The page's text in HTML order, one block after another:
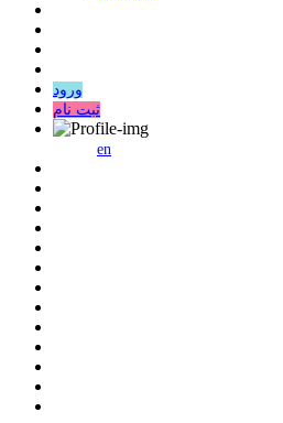
ورود
ثبت نام
en